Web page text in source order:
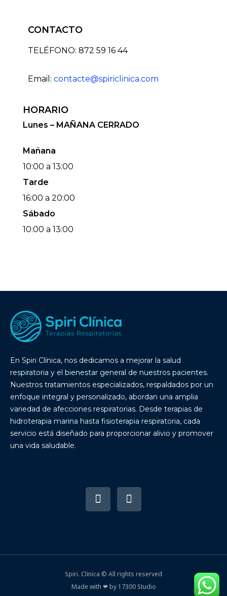
CONTACTO
TELÉFONO: 872 59 16 44
Email: contacte@spiriclinica.com
HORARIO
Lunes – MAÑANA CERRADO
Mañana
10:00 a 13:00
Tarde
16:00 a 20:00
Sábado
10:00 a 13:00
En Spiri Clínica, nos dedicamos a mejorar la salud
respiratoria y el bienestar general de nuestros pacientes.
Nuestros tratamientos especializados, respaldados por un
enfoque integral y personalizado, abordan una amplia
variedad de afecciones respiratorias. Desde terapias de
hidroterapia marina hasta fisioterapia respiratoria, cada
servicio está diseñado para proporcionar alivio y promover
una vida saludable.
Spiri. Clinica © All rights reserved
Made with ❤ by 17300 Studio